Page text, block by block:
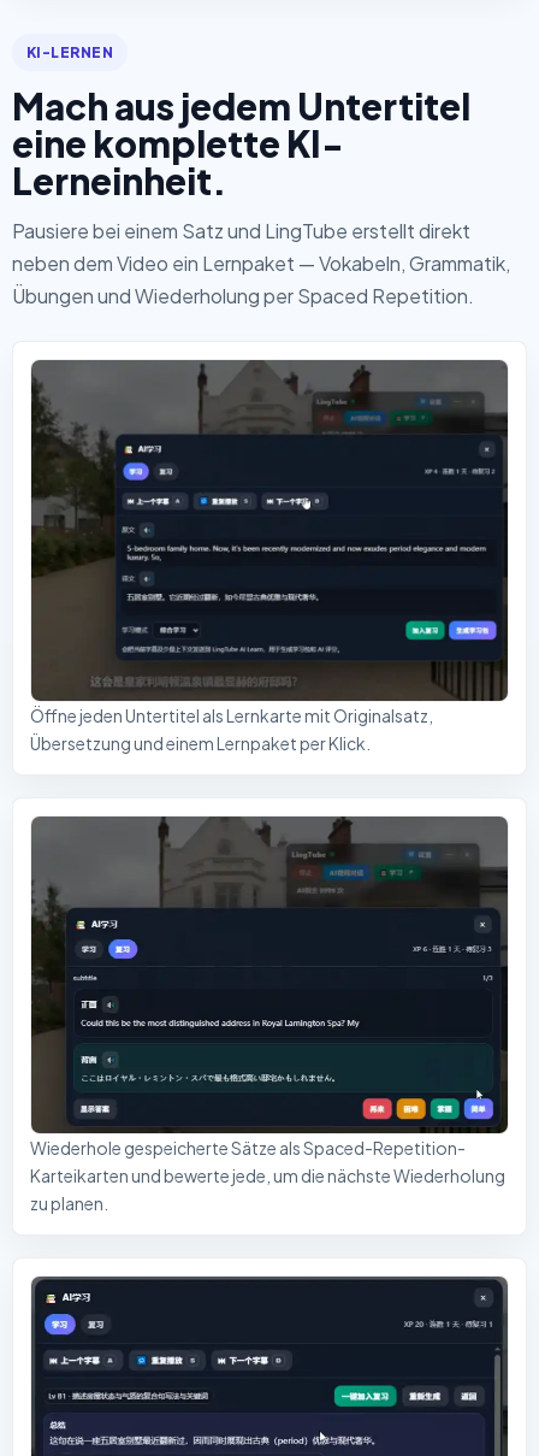
KI-LERNEN
Mach aus jedem Untertitel
eine komplette KI-
Lerneinheit.
Pausiere bei einem Satz und LingTube erstellt direkt
neben dem Video ein Lernpaket — Vokabeln, Grammatik,
Übungen und Wiederholung per Spaced Repetition.
Öffne jeden Untertitel als Lernkarte mit Originalsatz,
Übersetzung und einem Lernpaket per Klick.
Wiederhole gespeicherte Sätze als Spaced-Repetition-
Karteikarten und bewerte jede, um die nächste Wiederholung
zu planen.